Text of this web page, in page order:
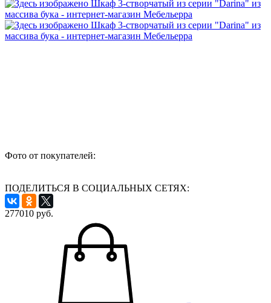
Фото от покупателей:
ПОДЕЛИТЬСЯ В СОЦИАЛЬНЫХ СЕТЯХ:
277010 руб.